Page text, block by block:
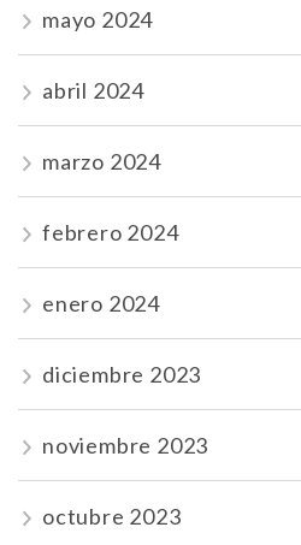
mayo 2024
abril 2024
marzo 2024
febrero 2024
enero 2024
diciembre 2023
noviembre 2023
octubre 2023